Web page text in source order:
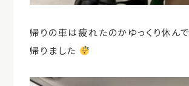
帰りの車は疲れたのかゆっくり休んで
帰りました